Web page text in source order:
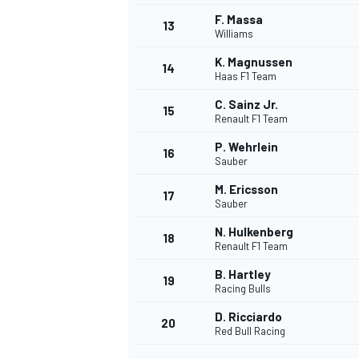
13 F. Massa
Williams
14 K. Magnussen
Haas F1 Team
15 C. Sainz Jr.
Renault F1 Team
16 P. Wehrlein
Sauber
17 M. Ericsson
Sauber
18 N. Hulkenberg
Renault F1 Team
19 B. Hartley
Racing Bulls
20 D. Ricciardo
Red Bull Racing